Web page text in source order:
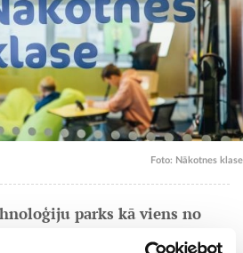
Foto: Nākotnes klase
parks kā viens no